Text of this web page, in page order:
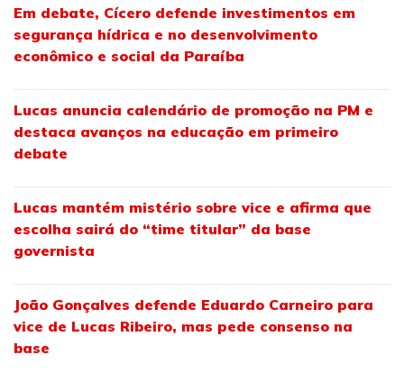
Em debate, Cícero defende investimentos em
segurança hídrica e no desenvolvimento
econômico e social da Paraíba
Lucas anuncia calendário de promoção na PM e
destaca avanços na educação em primeiro
debate
Lucas mantém mistério sobre vice e afirma que
escolha sairá do “time titular” da base
governista
João Gonçalves defende Eduardo Carneiro para
vice de Lucas Ribeiro, mas pede consenso na
base